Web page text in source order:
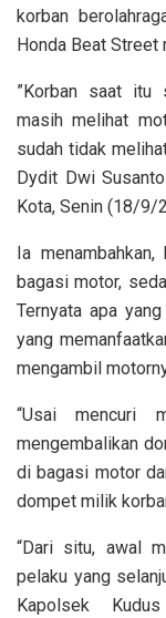
korban
Honda Beat
”Korban saat itu
masih melihat
sudah tidak
Dydit Dwi
Kota, Senin (18/9/
Ia
bagasi motor,
Ternyata apa
yang
mengambil
“Usai mencuri
mengembalikan
di bagasi motor
dompet milik
“Dari situ, awal
pelaku yang
Kapolsek